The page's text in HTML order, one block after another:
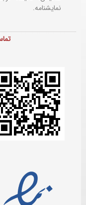
نمایشنامه.